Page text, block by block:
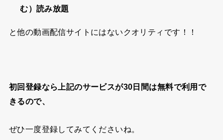
む）読み放題
と他の動画配信サイトにはないクオリティです！！
初回登録なら上記のサービスが30日間は無料で利用で
きるので、
ぜひ一度登録してみてくださいね。